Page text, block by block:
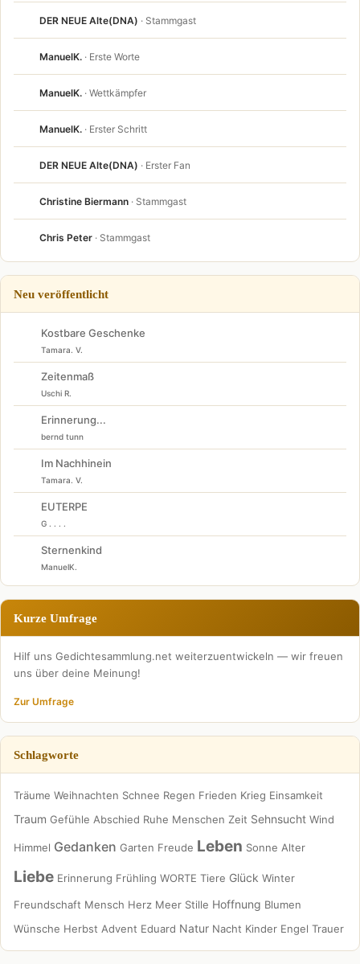
DER NEUE Alte(DNA) · Stammgast
ManuelK. · Erste Worte
ManuelK. · Wettkämpfer
ManuelK. · Erster Schritt
DER NEUE Alte(DNA) · Erster Fan
Christine Biermann · Stammgast
Chris Peter · Stammgast
Neu veröffentlicht
Kostbare Geschenke
Tamara. V.
Zeitenmaß
Uschi R.
Erinnerung...
bernd tunn
Im Nachhinein
Tamara. V.
EUTERPE
G . . . .
Sternenkind
ManuelK.
Kurze Umfrage
Hilf uns Gedichtesammlung.net weiterzuentwickeln — wir freuen
uns über deine Meinung!
Zur Umfrage
Schlagworte
Träume Weihnachten Schnee Regen Frieden Krieg Einsamkeit
Traum Gefühle Abschied Ruhe Menschen Zeit Sehnsucht Wind
Himmel Gedanken Garten Freude Leben Sonne Alter
Liebe Erinnerung Frühling WORTE Tiere Glück Winter
Freundschaft Mensch Herz Meer Stille Hoffnung Blumen
Wünsche Herbst Advent Eduard Natur Nacht Kinder Engel Trauer